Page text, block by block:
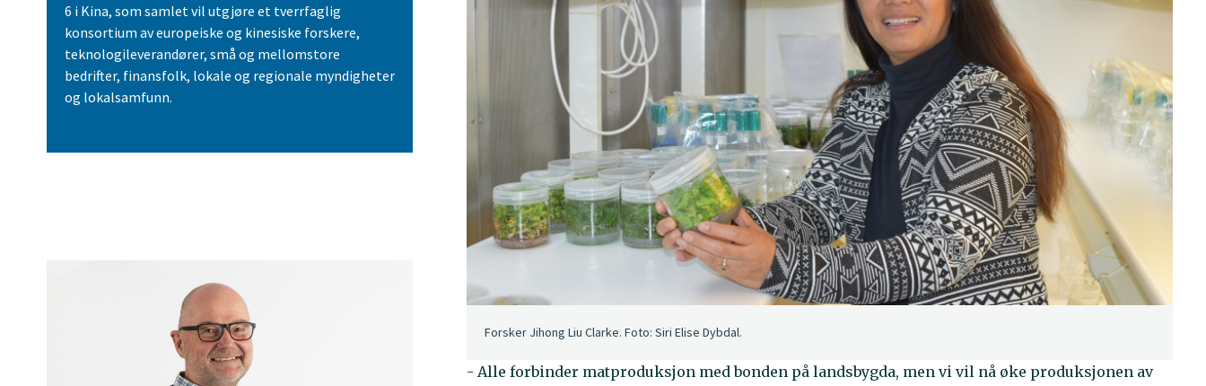
Forsker Jihong Liu Clarke. Foto: Siri Elise Dybdal.
- Alle forbinder matproduksjon med bonden på landsbygda, men vi vil nå øke produksjonen av
6 i Kina, som samlet vil utgjøre et tverrfaglig
konsortium av europeiske og kinesiske forskere,
teknologileverandører, små og mellomstore
bedrifter, finansfolk, lokale og regionale myndigheter
og lokalsamfunn.